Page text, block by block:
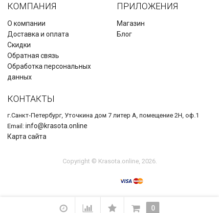
КОМПАНИЯ
О компании
Доставка и оплата
Скидки
Обратная связь
Обработка персональных
данных
ПРИЛОЖЕНИЯ
Магазин
Блог
КОНТАКТЫ
г.Санкт-Петербург, Уточкина дом 7 литер А, помещение 2Н, оф.1
Email: info@krasota.online
Карта сайта
Copyright © Krasota.online, 2026.
0